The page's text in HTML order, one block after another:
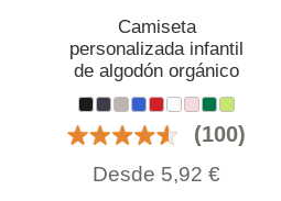
Camiseta
personalizada infantil
de algodón orgánico
(100)
Desde 5,92 €